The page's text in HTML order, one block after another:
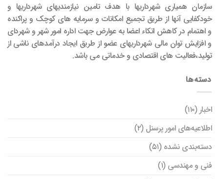
سازمان همیاری شهرداریها با هدف تامین نیازمندیهای شهرداریها و
خودکفایی آنها از طریق تجمیع امکانات و سرمایه های کوچک و پراکنده
و اهتمام در کاهش اتکاء اعضا به عوارض جهت اداره امور شهر و شهردای
و افزایش توان مالی شهرداریهای عضو از طریق ایجاد درآمدهای ناشی از
تولید،فعالیت های اقتصادی و خدماتی می باشد.
دسته‌ها
اخبار (۱۱۰)
اطلاعیه‌های امور پرسنل (۲)
دسته‌بندی نشده (۵۱)
فنی و مهندسی (۱)